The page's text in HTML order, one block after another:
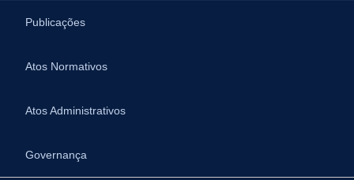
Publicações
Atos Normativos
Atos Administrativos
Governança